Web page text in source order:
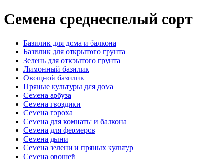
Семена среднеспелый сорт
Базилик для дома и балкона
Базилик для открытого грунта
Зелень для открытого грунта
Лимонный базилик
Овощной базилик
Пряные культуры для дома
Семена арбуза
Семена гвоздики
Семена гороха
Семена для комнаты и балкона
Семена для фермеров
Семена дыни
Семена зелени и пряных культур
Семена овощей